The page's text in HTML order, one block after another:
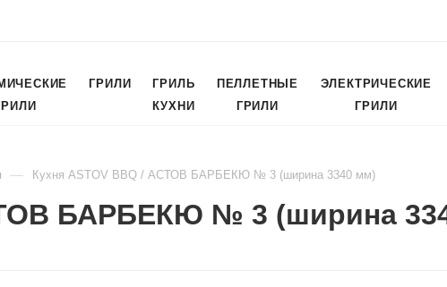
ГРИЛИ
ГРИЛЬ
КУХНИ
ПЕЛЛЕТНЫЕ
ГРИЛИ
ЭЛЕКТРИЧЕСКИЕ
ГРИЛИ
— Кухня ASTOV BBQ / АСТОВ БАРБЕКЮ № 3 (ширина 3340 мм)
БАРБЕКЮ № 3 (ширина